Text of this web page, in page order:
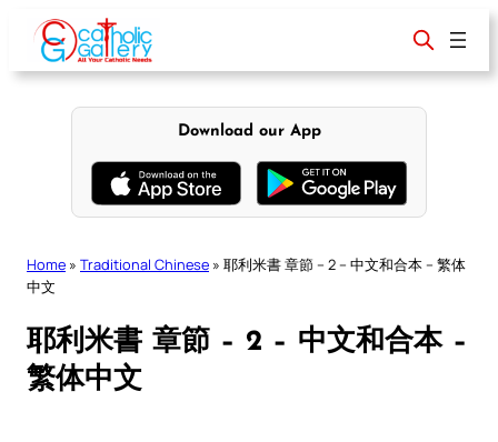
content
Download our App
Home » Traditional Chinese » 耶利米書 章節 – 2 – 中文和合本 – 繁体
中文
耶利米書 章節 – 2 – 中文和合本 –
繁体中文